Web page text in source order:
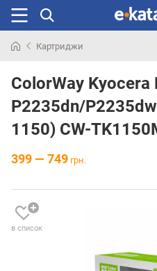
раньше
Картриджи
ColorWay Kyocera
P2235dn/
1150) CW-
399 — 749 грн.
в список